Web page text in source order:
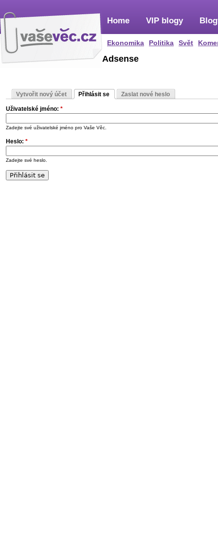
Home
Ekonomika Politika Svět
VIP blogy
Adsense
Vytvořit nový účet Přihlásit se Zaslat nové heslo
Uživatelské jméno: *
Zadejte své uživatelské jméno pro Vaše Věc.
Heslo: *
Zadejte své heslo.